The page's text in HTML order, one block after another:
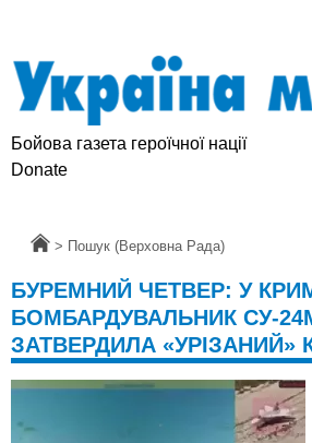
Бойова газета героїчної нації
Donate
Головна
> Пошук (Верховна Рада)
БУРЕМНИЙ ЧЕТВЕР: У
БОМБАРДУВАЛЬНИК СУ-
ЗАТВЕРДИЛА «УРІЗАНИЙ»